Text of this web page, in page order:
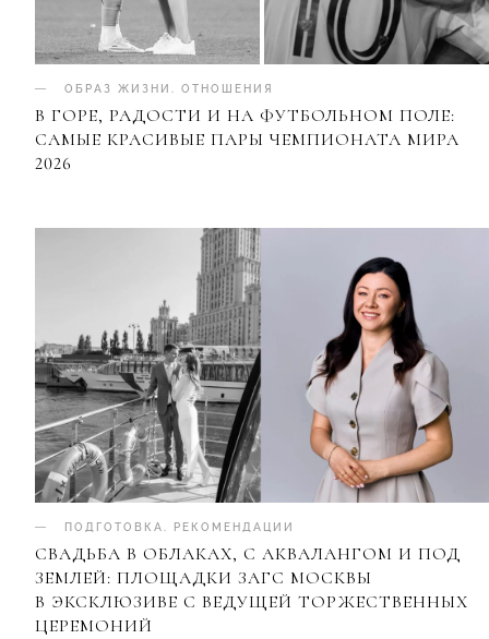
ОБРАЗ ЖИЗНИ ОТНОШЕНИЯ
В ГОРЕ, РАДОСТИ И НА ФУТБОЛЬНОМ ПОЛЕ:
САМЫЕ КРАСИВЫЕ ПАРЫ ЧЕМПИОНАТА МИРА
2026
ПОДГОТОВКА. РЕКОМЕНДАЦИИ
СВАДЬБА В ОБЛАКАХ, С АКВАЛАНГОМ И ПОД
ЗЕМЛЕЙ: ПЛОЩАДКИ ЗАГС МОСКВЫ
В ЭКСКЛЮЗИВЕ С ВЕДУЩЕЙ ТОРЖЕСТВЕННЫХ
ЦЕРЕМОНИЙ